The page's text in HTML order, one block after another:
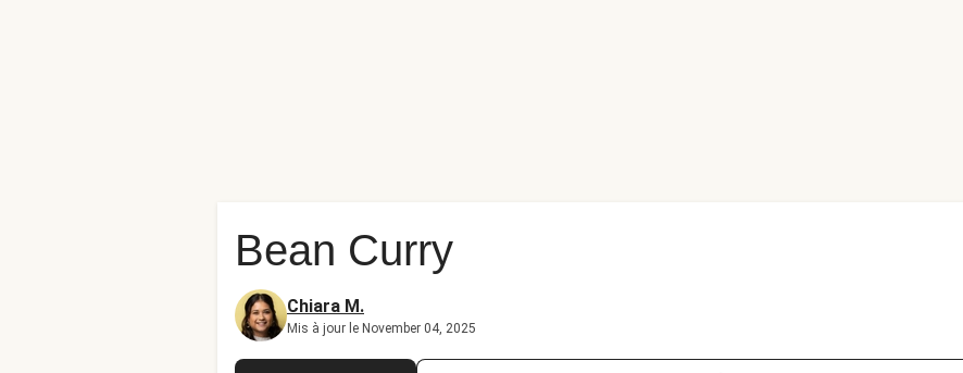
Bean Curry
Chiara M.
Mis à jour le November 04, 2025